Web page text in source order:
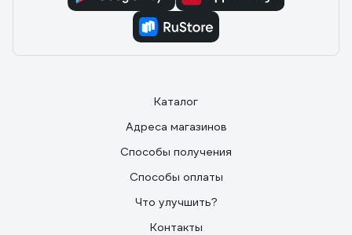
Каталог
Адреса магазинов
Способы получения
Способы оплаты
Что улучшить?
Контакты